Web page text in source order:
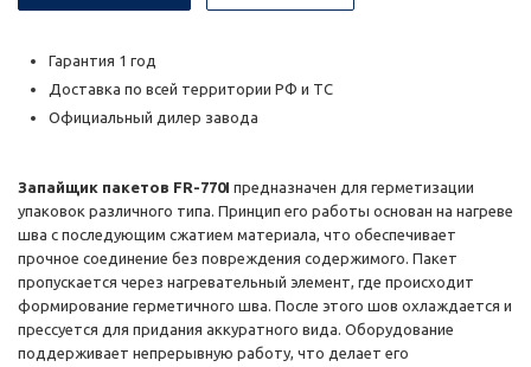
Гарантия 1 год
Доставка по всей территории РФ и ТС
Официальный дилер завода
Запайщик пакетов FR-770I предназначен для герметизации
упаковок различного типа. Принцип его работы основан на нагреве
шва с последующим сжатием материала, что обеспечивает
прочное соединение без повреждения содержимого. Пакет
пропускается через нагревательный элемент, где происходит
формирование герметичного шва. После этого шов охлаждается и
прессуется для придания аккуратного вида. Оборудование
поддерживает непрерывную работу, что делает его